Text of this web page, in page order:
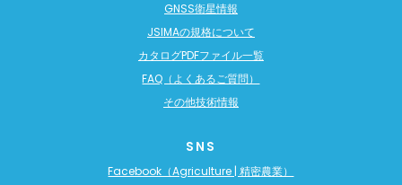
GNSS衛星情報
JSIMAの規格について
カタログPDFファイル一覧
FAQ（よくあるご質問）
その他技術情報
SNS
Facebook（Agriculture | 精密農業）